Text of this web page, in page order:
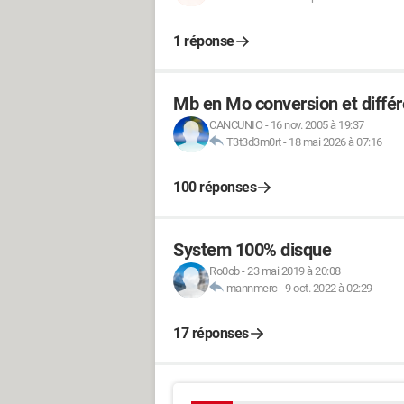
1 réponse
Mb en Mo conversion et
CANCUNIO - 16 nov. 2005 à 19:37
T3t3d3m0rt- 18 mai 2026 à 07:16
100 réponses
System 100% disque
Ro0ob-23 mai 2019 à 20:08
mannmerc -9 oct. 2022 à 02:29
17 réponses